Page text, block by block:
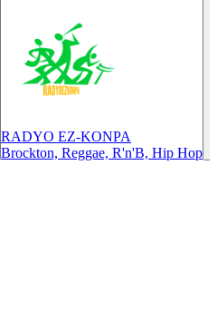
RADYO EZ-KONPA
Brockton, Reggae, R'n'B, Hip Hop